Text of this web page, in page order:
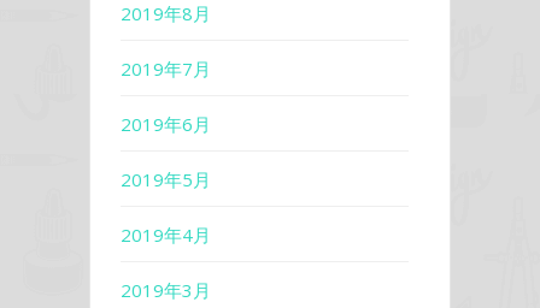
2019年8月
2019年7月
2019年6月
2019年5月
2019年4月
2019年3月